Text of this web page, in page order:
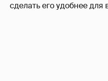
сделать его удобнее для